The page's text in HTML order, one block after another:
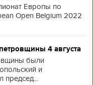
Европы по
Open Belgium 2022
4 августа
были
и
председ...